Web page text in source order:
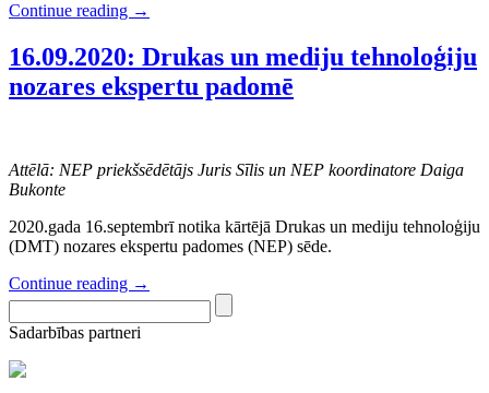
Continue reading →
16.09.2020: Drukas un mediju tehnoloģiju
nozares ekspertu padomē
Attēlā: NEP priekšsēdētājs Juris Sīlis un NEP koordinatore Daiga
Bukonte
2020.gada 16.septembrī notika kārtējā Drukas un mediju tehnoloģiju
(DMT) nozares ekspertu padomes (NEP) sēde.
Continue reading →
Sadarbības partneri